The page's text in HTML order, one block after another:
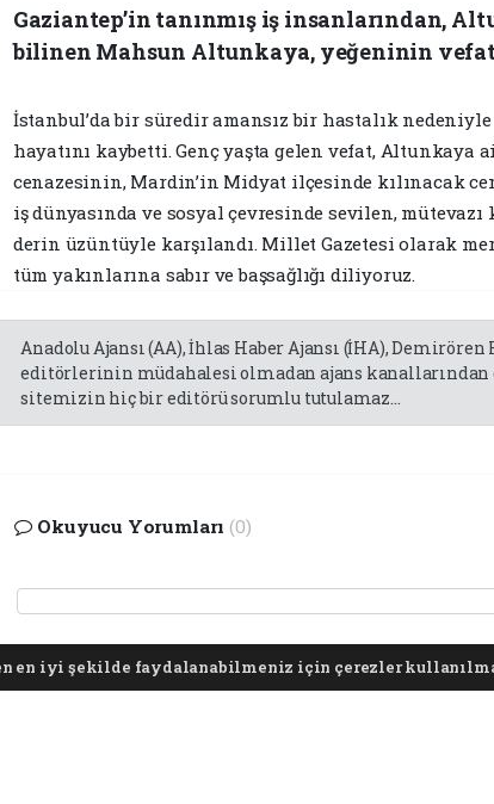
Gaziantep’in tanınmış iş insanlarından,
bilinen Mahsun Altunkaya, yeğeninin
İstanbul’da bir süredir amansız bir hastalık
hayatını kaybetti. Genç yaşta gelen vefat, Altunkaya
cenazesinin, Mardin’in Midyat ilçesinde kılınacak
iş dünyasında ve sosyal çevresinde sevilen,
derin üzüntüyle karşılandı. Millet Gazetesi olarak
tüm yakınlarına sabır ve başsağlığı diliyoruz.
Anadolu Ajansı (AA), İhlas Haber Ajansı (İHA),
editörlerinin müdahalesi olmadan ajans
sitemizin hiç bir editörü sorumlu tutulamaz...
Okuyucu Yorumları (0)
Yorum yazarak Topluluk Kuralları’nı kabul etmiş bulunuyor ve
en iyi şekilde faydalanabilmeniz için çerezler